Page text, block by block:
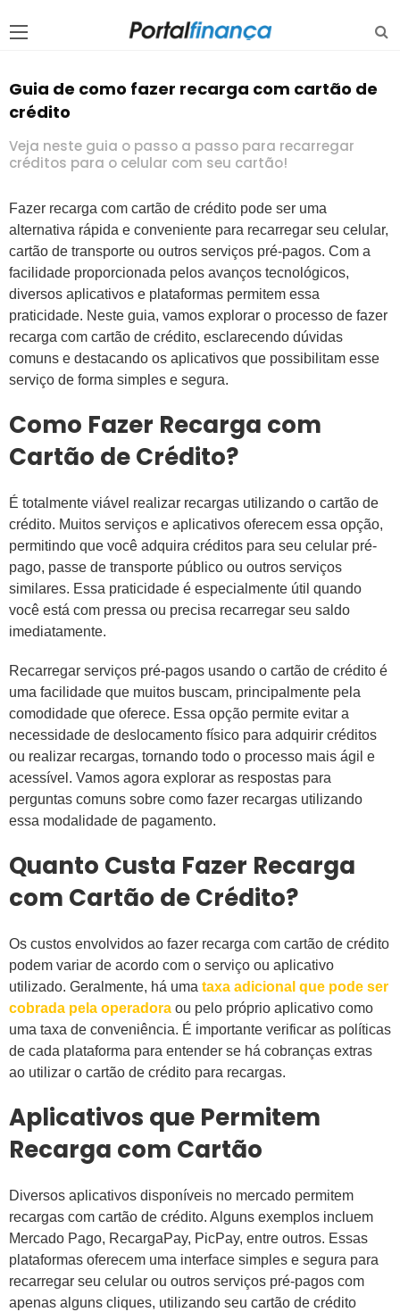
Guia de como fazer recarga com cartão de
crédito
Veja neste guia o passo a passo para recarregar
créditos para o celular com seu cartão!
Fazer recarga com cartão de crédito pode ser uma
alternativa rápida e conveniente para recarregar seu celular,
cartão de transporte ou outros serviços pré-pagos. Com a
facilidade proporcionada pelos avanços tecnológicos,
diversos aplicativos e plataformas permitem essa
praticidade. Neste guia, vamos explorar o processo de fazer
recarga com cartão de crédito, esclarecendo dúvidas
comuns e destacando os aplicativos que possibilitam esse
serviço de forma simples e segura.
Como Fazer Recarga com
Cartão de Crédito?
É totalmente viável realizar recargas utilizando o cartão de
crédito. Muitos serviços e aplicativos oferecem essa opção,
permitindo que você adquira créditos para seu celular pré-
pago, passe de transporte público ou outros serviços
similares. Essa praticidade é especialmente útil quando
você está com pressa ou precisa recarregar seu saldo
imediatamente.
Recarregar serviços pré-pagos usando o cartão de crédito é
uma facilidade que muitos buscam, principalmente pela
comodidade que oferece. Essa opção permite evitar a
necessidade de deslocamento físico para adquirir créditos
ou realizar recargas, tornando todo o processo mais ágil e
acessível. Vamos agora explorar as respostas para
perguntas comuns sobre como fazer recargas utilizando
essa modalidade de pagamento.
Quanto Custa Fazer Recarga
com Cartão de Crédito?
Os custos envolvidos ao fazer recarga com cartão de crédito
podem variar de acordo com o serviço ou aplicativo
utilizado. Geralmente, há uma taxa adicional que pode ser
cobrada pela operadora ou pelo próprio aplicativo como
uma taxa de conveniência. É importante verificar as políticas
de cada plataforma para entender se há cobranças extras
ao utilizar o cartão de crédito para recargas.
Aplicativos que Permitem
Recarga com Cartão
Diversos aplicativos disponíveis no mercado permitem
recargas com cartão de crédito. Alguns exemplos incluem
Mercado Pago, RecargaPay, PicPay, entre outros. Essas
plataformas oferecem uma interface simples e segura para
recarregar seu celular ou outros serviços pré-pagos com
apenas alguns cliques, utilizando seu cartão de crédito